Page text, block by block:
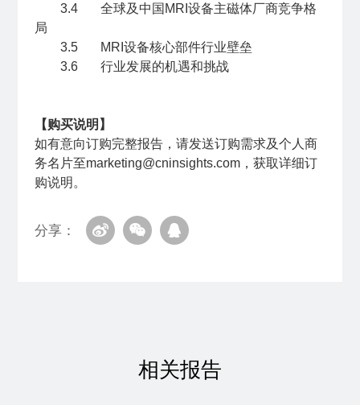
3.4 全球及中国MRI设备主磁体厂商竞争格
局
3.5 MRI设备核心部件行业壁垒
3.6 行业发展的机遇和挑战
【购买说明】
如有意向订购完整报告，请发送订购需求及个人商
务名片至marketing@cninsights.com，获取详细订
购说明。
分享：
相关报告